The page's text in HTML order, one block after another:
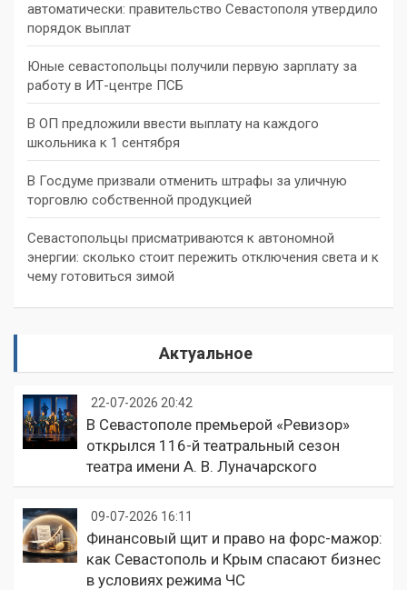
автоматически: правительство Севастополя утвердило
порядок выплат
Юные севастопольцы получили первую зарплату за
работу в ИТ-центре ПСБ
В ОП предложили ввести выплату на каждого
школьника к 1 сентября
В Госдуме призвали отменить штрафы за уличную
торговлю собственной продукцией
Севастопольцы присматриваются к автономной
энергии: сколько стоит пережить отключения света и к
чему готовиться зимой
Актуальное
22-07-2026 20:42
В Севастополе премьерой «Ревизор»
открылся 116-й театральный сезон
театра имени А. В. Луначарского
09-07-2026 16:11
Финансовый щит и право на форс-мажор:
как Севастополь и Крым спасают бизнес
в условиях режима ЧС